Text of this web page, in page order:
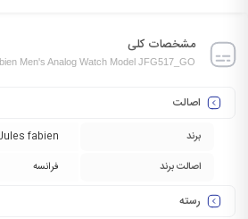
مشخصات کلی
Men's Analog Watch Model JFG517_GO
اصالت
برند
fabien
اصالت برند
فرانسه
رسته